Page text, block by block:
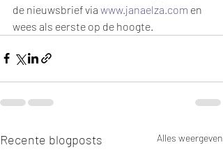
de nieuwsbrief via www.janaelza.com en
wees als eerste op de hoogte.
Recente blogposts Alles weergeven